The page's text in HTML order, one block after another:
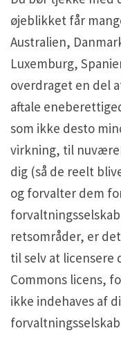
øjeblikket får
Australien,
Luxemburg,
overdraget en del
aftale
som ikke desto
virkning, til
dig (så de reelt
og forvalter dem
retsområder, er
til selv at licensere
Commons licens,
ikke indehaves af